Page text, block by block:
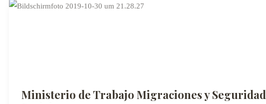
Ministerio de Trabajo Migraciones y Seguridad